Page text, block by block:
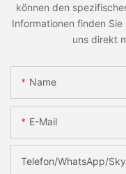
können den
Informationen finden
uns direkt
Name
E-Mail
Telefon/WhatsApp/